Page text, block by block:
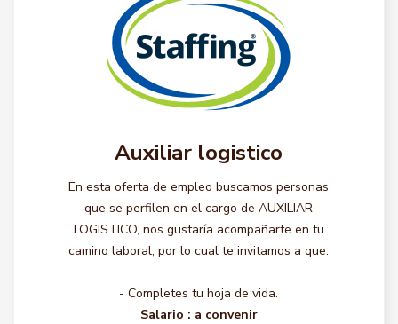
Auxiliar logistico
En esta oferta de empleo buscamos personas
que se perfilen en el cargo de AUXILIAR
LOGISTICO, nos gustaría acompañarte en tu
camino laboral, por lo cual te invitamos a que:
- Completes tu hoja de vida.
Salario : a convenir